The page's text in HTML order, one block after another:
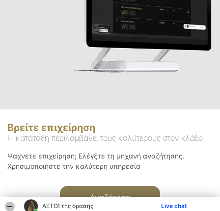
ΑΕΤΟΊ της όρασης Live chat
Βρείτε επιχείρηση
Η κατάταξη περιλαμβάνει τους καλύτερους στον κλάδο
Ψάχνετε επιχείρηση; Ελέγξτε τη μηχανή αναζήτησης.
Χρησιμοποιήστε την καλύτερη υπηρεσία
Αναζήτηση